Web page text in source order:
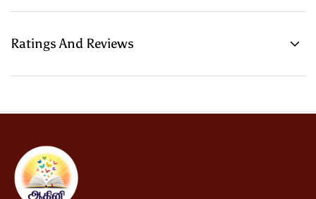
Ratings And Reviews